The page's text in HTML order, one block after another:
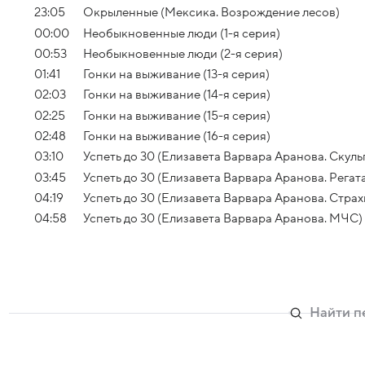
23:05
Окрыленные (Мексика. Возрождение лесов)
00:00
Необыкновенные люди (1-я серия)
00:53
Необыкновенные люди (2-я серия)
01:41
Гонки на выживание (13-я серия)
02:03
Гонки на выживание (14-я серия)
02:25
Гонки на выживание (15-я серия)
02:48
Гонки на выживание (16-я серия)
03:10
Успеть до 30 (Елизавета Варвара Аранова.
03:45
Успеть до 30 (Елизавета Варвара Аранова.
04:19
Успеть до 30 (Елизавета Варвара Аранова.
04:58
Успеть до 30 (Елизавета Варвара Аранова. МЧС)